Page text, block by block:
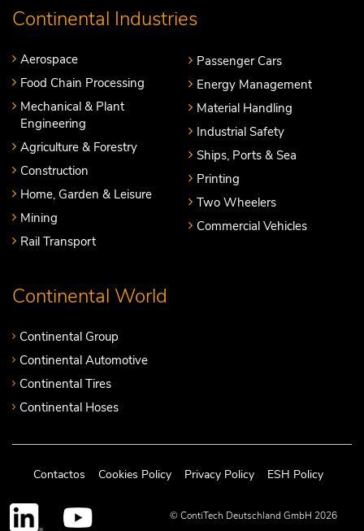
Continental Industries
Aerospace
Food Chain Processing
Mechanical & Plant
Engineering
Agriculture & Forestry
Construction
Home, Garden & Leisure
Mining
Rail Transport
Passenger Cars
Energy Management
Material Handling
Industrial Safety
Ships, Ports & Sea
Printing
Two Wheelers
Commercial Vehicles
Continental World
Continental Group
Continental Automotive
Continental Tires
Continental Hoses
Contactos Cookies Policy Privacy Policy ESH Policy
© ContiTech Deutschland GmbH 2026